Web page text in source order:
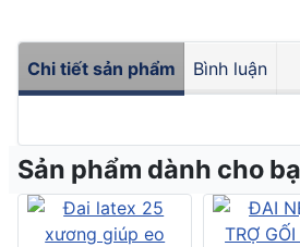
Chi tiết sản phẩm Bình luận
Sản phẩm dành cho